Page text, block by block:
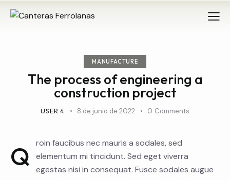
MANUFACTURE
The process of engineering a
construction project
USER 4 8 de junio de 2022 0 Comments
Q
roin faucibus nec mauris a sodales, sed
elementum mi tincidunt. Sed eget viverra
egestas nisi in consequat. Fusce sodales augue